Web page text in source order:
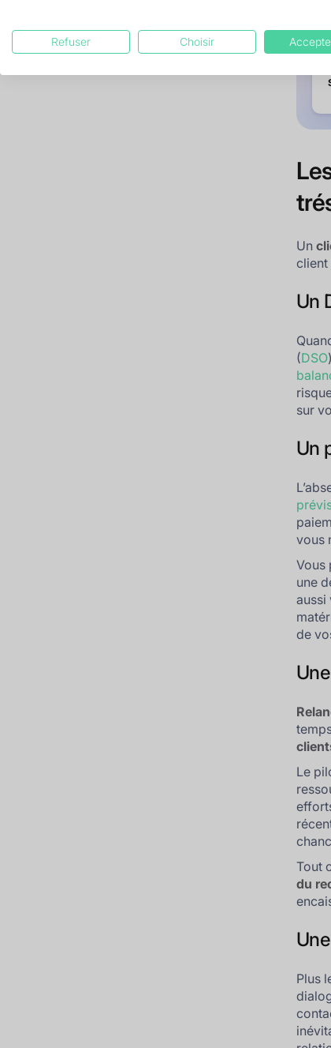
Un
client
Un
(DSO
sur
Un
vous
Vous
une
aussi
de
Le
Tout
du
Plus
Refuser Choisir